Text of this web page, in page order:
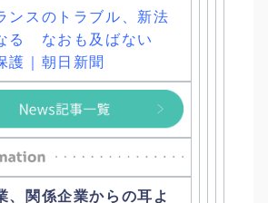
ンスのトラブル、新法
る なおも及ばない
護｜朝日新聞
、関係企業からの耳よ